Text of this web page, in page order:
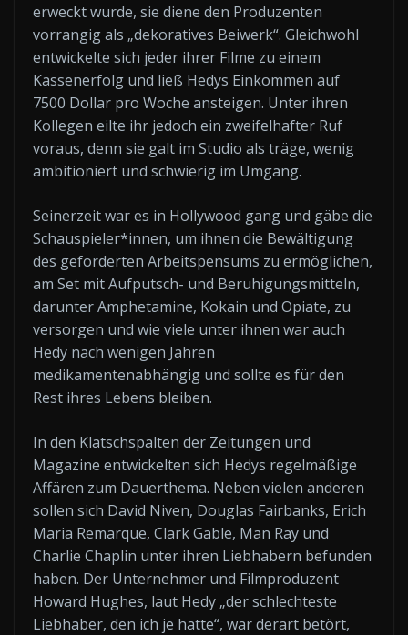
erweckt wurde, sie diene den Produzenten
vorrangig als „dekoratives Beiwerk“. Gleichwohl
entwickelte sich jeder ihrer Filme zu einem
Kassenerfolg und ließ Hedys Einkommen auf
7500 Dollar pro Woche ansteigen. Unter ihren
Kollegen eilte ihr jedoch ein zweifelhafter Ruf
voraus, denn sie galt im Studio als träge, wenig
ambitioniert und schwierig im Umgang.
Seinerzeit war es in Hollywood gang und gäbe die
Schauspieler*innen, um ihnen die Bewältigung
des geforderten Arbeitspensums zu ermöglichen,
am Set mit Aufputsch- und Beruhigungsmitteln,
darunter Amphetamine, Kokain und Opiate, zu
versorgen und wie viele unter ihnen war auch
Hedy nach wenigen Jahren
medikamentenabhängig und sollte es für den
Rest ihres Lebens bleiben.
In den Klatschspalten der Zeitungen und
Magazine entwickelten sich Hedys regelmäßige
Affären zum Dauerthema. Neben vielen anderen
sollen sich David Niven, Douglas Fairbanks, Erich
Maria Remarque, Clark Gable, Man Ray und
Charlie Chaplin unter ihren Liebhabern befunden
haben. Der Unternehmer und Filmproduzent
Howard Hughes, laut Hedy „der schlechteste
Liebhaber, den ich je hatte“, war derart betört,